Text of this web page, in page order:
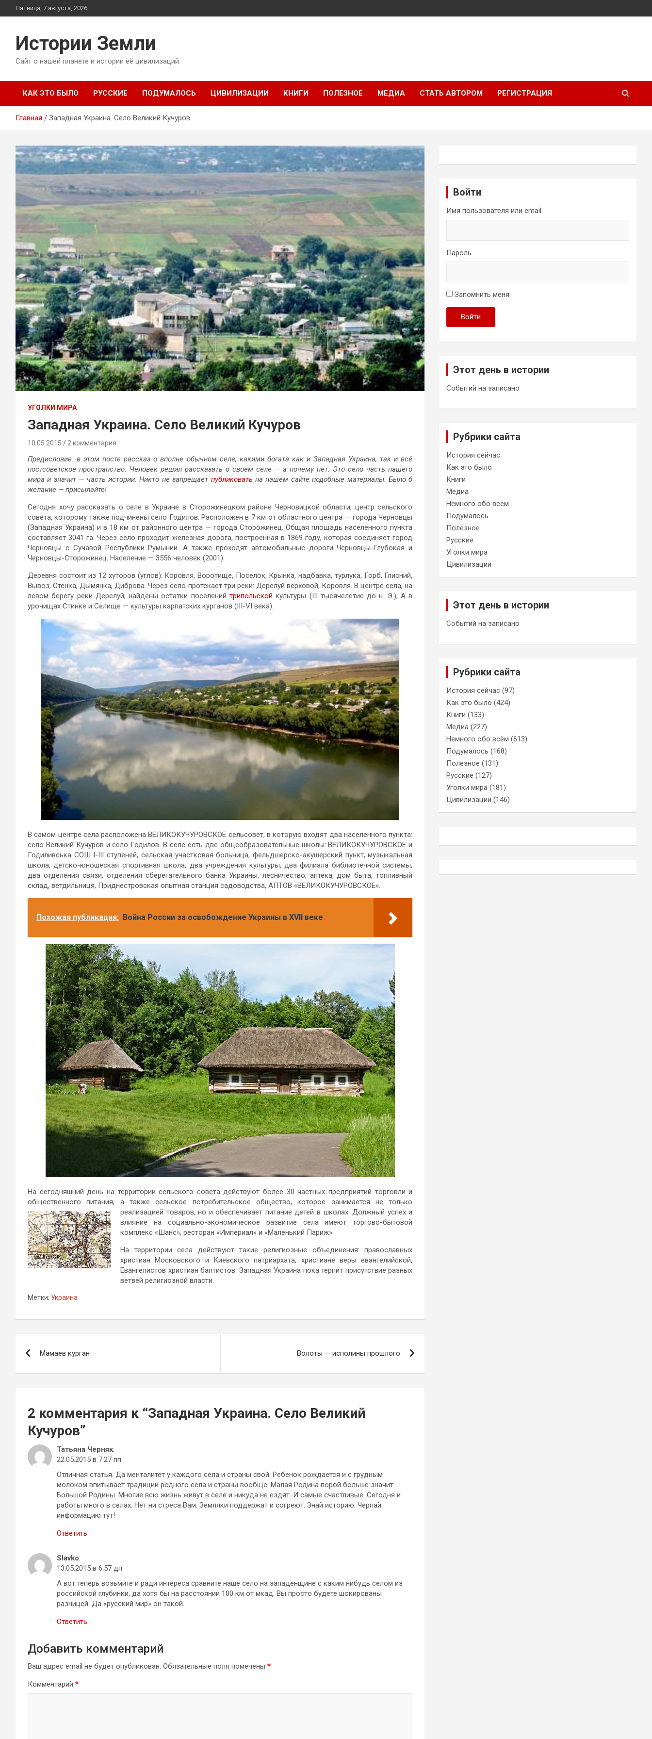
Перейти
к
Пятница, 7 августа, 2026
Истории Земли
Сайт о нашей планете и истории её цивилизаций
КАК ЭТО БЫЛО РУССКИЕ ПОДУМАЛОСЬ ЦИВИЛИЗАЦИИ КНИГИ ПОЛЕЗНОЕ МЕДИА СТАТЬ АВТОРОМ РЕГИСТРАЦИЯ
Главная Западная Украина. Село Великий Кучуров
УГОЛКИ МИРА
Западная Украина. Село Великий Кучуров
10.05.2015 2 комментария
Предисловие: в этом посте рассказ о вполне обычном селе, какими богата как и Западная Украина, так и всё
постсоветское пространство. Человек решил рассказать о своем селе — а почему нет. Это село часть нашего
мира и значит — часть истории. Никто не запрещает публиковать на нашем сайте подобные материалы. Было б
желание — присылайте!
Сегодня хочу рассказать о селе в Украине в Сторожинецком районе Черновицкой области, центр сельского
совета, которому также подчинены село Годилов. Расположен в 7 км от областного центра — города Черновцы
(Западная Украина) и в 18 км от районного центра — города Сторожинец. Общая площадь населенного пункта
составляет 3041 га. Через село проходит железная дорога, построенная в 1869 году, которая соединяет город
Черновцы с Сучавой Республики Румынии. А также проходят автомобильные дороги Черновцы-Глубокая и
Черновцы-Сторожинец. Население — 3556 человек (2001).
Деревня состоит из 12 хуторов (углов): Коровля, Воротище, Поселок, Крынка, надбавка, турлука, Горб, Глисний,
Вывоз, Стенка, Дымянка, Диброва. Через село протекает три реки: Дерелуй верховой, Коровля. В центре села, на
левом берегу реки Дерелуй, найдены остатки поселенийтрипольской культуры (III тысячелетие до н. Э.), А в
урочищах Стинке и Селище — культуры карпатских курганов (III-VI века).
В самом центре села расположена ВЕЛИКОКУЧУРОВСКОЕ сельсовет, в которую входят два населенного пункта:
село Великий Кучуров и село Годилов. В селе есть две общеобразовательные школы: ВЕЛИКОКУЧУРОВСКОЕ и
Годиливська СОШ I-III ступеней, сельская участковая больница, фельдшерско-акушерский пункт, музыкальная
школа, детско-юношеская спортивная школа, два учреждения культуры, два филиала библиотечной системы,
два отделения связи, отделения сберегательного банка Украины, лесничество, аптека, дом быта, топливный
склад, ветдильниця, Приднестровская опытная станция садоводства, АПТОВ «ВЕЛИКОКУЧУРОВСКОЕ».
Похожая публикация: Война России за освобождение Украины в XVII веке
На сегодняшний день на территории сельского совета действуют более 30 частных предприятий торговли и
общественного питания, а также сельское потребительское общество, которое занимается не только
реализацией товаров, но и обеспечивает питание детей в школах. Должный успех и
влияние на социально-экономическое развитие села имеют торгово-бытовой
комплекс «Шанс», ресторан «Империал» и «Маленький Париж».
На территории села действуют такие религиозные объединения: православных
христиан Московского и Киевского патриархата, христиане веры евангелийской,
Евангелистов христиан баптистов. Западная Украина пока терпит присутствие разных
ветвей религиозной власти.
Метки: Украина
по
Мамаев курган Волоты — исполины прошлого
2 комментария к “Западная Украина. Село Великий
Кучуров”
Татьяна Черняк:
22.05.2015 в 7:27 пп
Отличная статья. Да менталитет у каждого села и страны свой. Ребенок рождается и с грудным
молоком впитывает традиции родного села и страны вообще. Малая Родина порой больше значит
Большой Родины. Многие всю жизнь живут в селе и никуда не ездят. И самые счастливые. Сегодня и
работы много в селах. Нет ни стреса Вам. Земляки поддержат и согреют. Знай историю. Черпай
информацию тут!
Ответить
Slavko:
13.05.2015 в 6:57 дп
А вот теперь возьмите и ради интереса сравните наше село на западенщине с каким нибудь селом из
российской глубинки, да хотя бы на расстоянии 100 км от мкад. Вы просто будете шокированы
разницей. Да «русский мир» он такой.
Ответить
Добавить комментарий
Ваш адрес email не будет опубликован. Обязательные поля помечены *
Комментарий *
Войти
Имя пользователя или email
Пароль
Запомнить меня
Войти
Этот день в истории
Событий на записано
Рубрики сайта
История сейчас
Как это было
Книги
Медиа
Немного обо всём
Подумалось
Полезное
Русские
Уголки мира
Цивилизации
Этот день в истории
Событий на записано
Рубрики сайта
История сейчас (97)
Как это было (424)
Книги (133)
Медиа (227)
Немного обо всём (613)
Подумалось (168)
Полезное (131)
Русские (127)
Уголки мира (181)
Цивилизации (146)